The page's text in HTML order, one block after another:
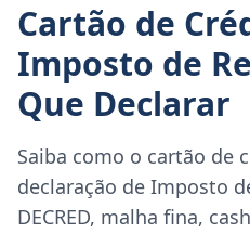
Cartão de
Imposto de
Que Declarar
Saiba como o cartão de
declaração de Imposto
DECRED, malha fina,